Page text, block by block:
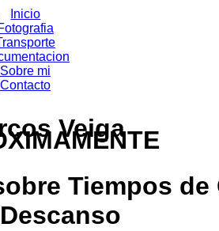
Inicio
Sobre mi
Contacto
Veiga
Tiempos
Descanso